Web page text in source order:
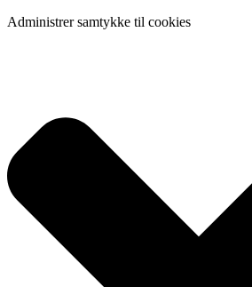
Administrer samtykke til cookies